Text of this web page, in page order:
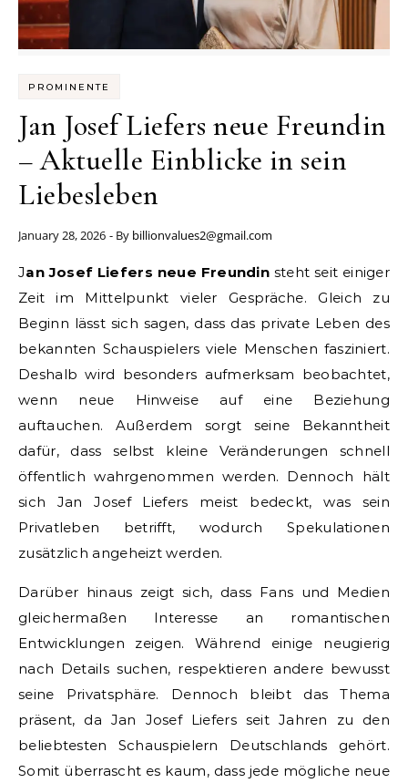
PROMINENTE
Jan Josef Liefers neue Freundin
– Aktuelle Einblicke in sein
Liebesleben
January 28, 2026 - By billionvalues2@gmail.com
Jan Josef Liefers neue Freundin steht seit einiger
Zeit im Mittelpunkt vieler Gespräche. Gleich zu
Beginn lässt sich sagen, dass das private Leben des
bekannten Schauspielers viele Menschen fasziniert.
Deshalb wird besonders aufmerksam beobachtet,
wenn neue Hinweise auf eine Beziehung
auftauchen. Außerdem sorgt seine Bekanntheit
dafür, dass selbst kleine Veränderungen schnell
öffentlich wahrgenommen werden. Dennoch hält
sich Jan Josef Liefers meist bedeckt, was sein
Privatleben betrifft, wodurch Spekulationen
zusätzlich angeheizt werden.
Darüber hinaus zeigt sich, dass Fans und Medien
gleichermaßen Interesse an romantischen
Entwicklungen zeigen. Während einige neugierig
nach Details suchen, respektieren andere bewusst
seine Privatsphäre. Dennoch bleibt das Thema
präsent, da Jan Josef Liefers seit Jahren zu den
beliebtesten Schauspielern Deutschlands gehört.
Somit überrascht es kaum, dass jede mögliche neue